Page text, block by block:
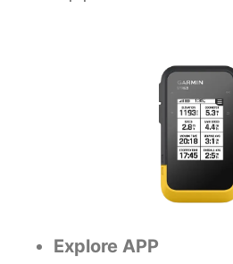
Explore APP